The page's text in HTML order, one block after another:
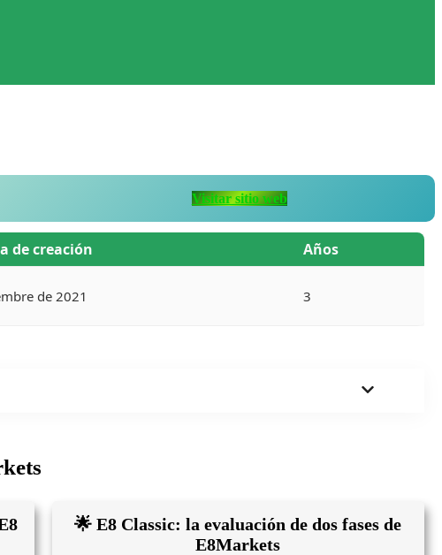
Visitar sitio web
de creación Años
de 2021 3
🌟 E8 Classic: la evaluación de dos fases de
E8Markets